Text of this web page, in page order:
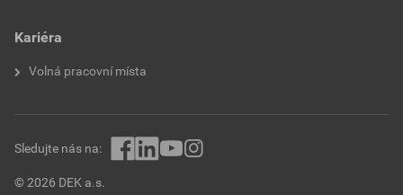
Kariéra
Volná pracovní místa
© 2026 DEK a.s.
Sledujte nás na: